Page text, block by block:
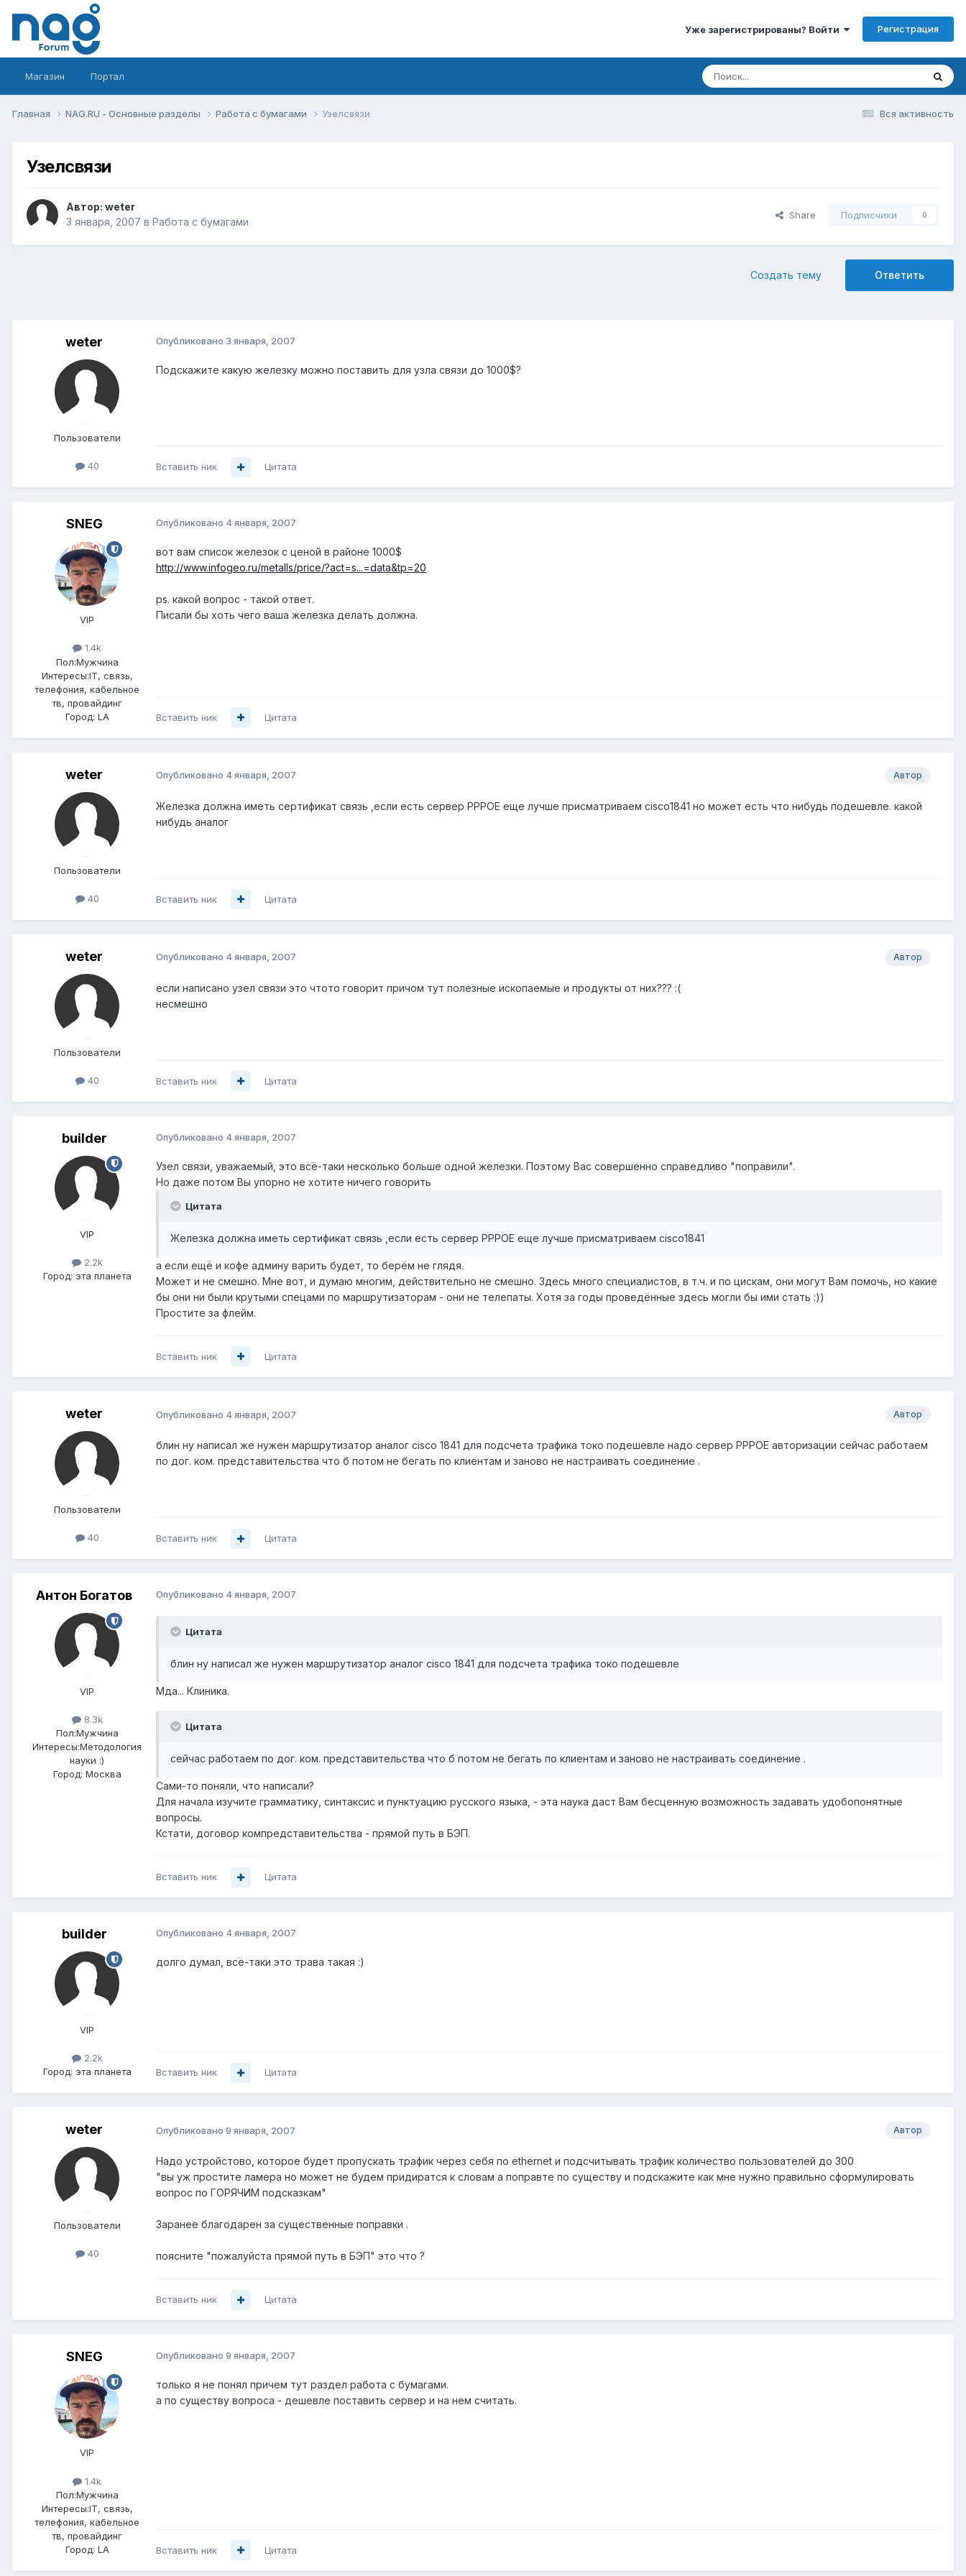
Уже зарегистрированы? Войти Регистрация
Магазин Портал
Вся активность
Главная NAG.RU - Основные разделы Работа с бумагами Узелсвязи
Узелсвязи
Автор: weter
3 января, 2007 в Работа с бумагами
Share Подписчики 0
Ответить
Создать тему
weter
Пользователи
40
Опубликовано 3 января, 2007
Подскажите какую железку можно поставить для узла связи до 1000$?
Вставить ник Цитата
SNEG
VIP
1.4k
Пол:Мужчина
Интересы:IT, связь,
телефония, кабельное
тв, провайдинг
Город: LA
Опубликовано 4 января, 2007
вот вам список железок с ценой в районе 1000$
http://www.infogeo.ru/metalls/price/?act=s...=data&tp=20
ps. какой вопрос - такой ответ.
Писали бы хоть чего ваша железка делать должна.
Вставить ник Цитата
weter
Пользователи
40
Автор
Опубликовано 4 января, 2007
Железка должна иметь сертификат связь ,если есть сервер PPPOE еще лучше присматриваем cisco1841 но может есть что нибудь подешевле. какой
нибудь аналог
Вставить ник Цитата
weter
Пользователи
40
Автор
Опубликовано 4 января, 2007
если написано узел связи это чтото говорит причом тут полезные ископаемые и продукты от них??? :(
несмешно
Вставить ник Цитата
builder
VIP
2.2k
Город: эта планета
Опубликовано 4 января, 2007
Узел связи, уважаемый, это всё-таки несколько больше одной железки. Поэтому Вас совершенно справедливо "поправили".
Но даже потом Вы упорно не хотите ничего говорить
Цитата
Железка должна иметь сертификат связь ,если есть сервер PPPOE еще лучше присматриваем cisco1841
а если ещё и кофе админу варить будет, то берём не глядя.
Может и не смешно. Мне вот, и думаю многим, действительно не смешно. Здесь много специалистов, в т.ч. и по цискам, они могут Вам помочь, но какие
бы они ни были крутыми спецами по маршрутизаторам - они не телепаты. Хотя за годы проведённые здесь могли бы ими стать :))
Простите за флейм.
Вставить ник Цитата
weter
Пользователи
40
Автор
Опубликовано 4 января, 2007
блин ну написал же нужен маршрутизатор аналог cisco 1841 для подсчета трафика токо подешевле надо сервер PPPOE авторизации сейчас работаем
по дог. ком. представительства что б потом не бегать по клиентам и заново не настраивать соединение .
Вставить ник Цитата
Антон Богатов
VIP
8.3k
Пол:Мужчина
Интересы:Методология
науки :)
Город: Москва
Опубликовано 4 января, 2007
Цитата
блин ну написал же нужен маршрутизатор аналог cisco 1841 для подсчета трафика токо подешевле
Мда... Клиника.
Цитата
сейчас работаем по дог. ком. представительства что б потом не бегать по клиентам и заново не настраивать соединение .
Сами-то поняли, что написали?
Для начала изучите грамматику, синтаксис и пунктуацию русского языка, - эта наука даст Вам бесценную возможность задавать удобопонятные
вопросы.
Кстати, договор компредставительства - прямой путь в БЭП.
Вставить ник Цитата
builder
VIP
2.2k
Город: эта планета
Опубликовано 4 января, 2007
долго думал, всё-таки это трава такая :)
Вставить ник Цитата
weter
Пользователи
40
Автор
Опубликовано 9 января, 2007
Надо устройстово, которое будет пропускать трафик через себя по ethernet и подсчитывать трафик количество пользователей до 300
"вы уж простите ламера но может не будем придиратся к словам а поправте по существу и подскажите как мне нужно правильно сформулировать
вопрос по ГОРЯЧИМ подсказкам"
Заранее благодарен за существенные поправки .
поясните "пожалуйста прямой путь в БЭП" это что ?
Вставить ник Цитата
SNEG
VIP
1.4k
Пол:Мужчина
Интересы:IT, связь,
телефония, кабельное
тв, провайдинг
Город: LA
Опубликовано 9 января, 2007
только я не понял причем тут раздел работа с бумагами.
а по существу вопроса - дешевле поставить сервер и на нем считать.
Вставить ник Цитата